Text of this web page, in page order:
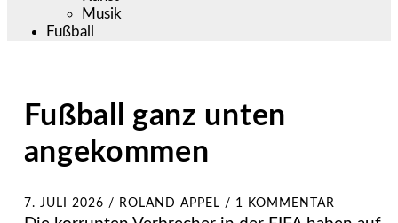
Musik
Fußball
Fußball ganz unten
angekommen
7. JULI 2026 / ROLAND APPEL / 1 KOMMENTAR